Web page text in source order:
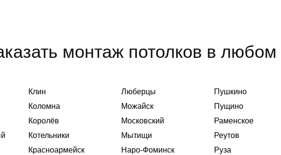
монтаж потолков в любом
Клин
Коломна
Королёв
Котельники
Красноармейск
Люберцы
Можайск
Московский
Мытищи
Наро-Фоминск
Пушкино
Пущино
Раменское
Реутов
Руза